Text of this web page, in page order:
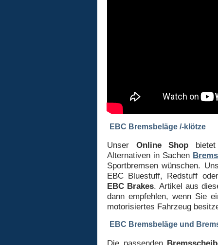
EBC Bremsbeläge /-klötze
Unser Online Shop
Alternativen in Sachen
Sportbremsen wünschen.
EBC Bluestuff, Redstuff
EBC Brakes. Artikel aus
dann empfehlen, wenn Sie
motorisiertes Fahrzeug
EBC Bremsbeläge und
Die passenden